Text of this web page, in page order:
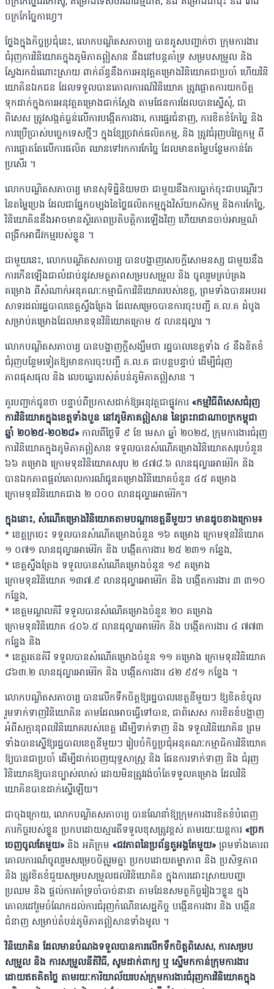
ចក្រកែច្នៃកាហ្វេ។
ថ្លែងក្នុងកិច្ចប្រជុំនេះ, លោកបណ្ឌិតសភាចារ្យ បានគូសបញ្ជាក់ថា ក្រុមការងារ
ជំរុញការវិនិយោគក្នុងភូមិភាគឦសាន នឹងនៅបន្តគាំទ្រ សម្របសម្រួល និង
ស្វែងរកដំណោះស្រាយ ពាក់ព័ន្ធនឹងការអនុវត្តគម្រោងវិនិយោគជាប្រចាំ ហើយវិនិ
យោគិនឯកជន ដែលទទួលបានគោលការណ៍វិនិយោគ ត្រូវផ្តោតការយកចិត្ត
ទុកដាក់ក្នុងការអនុវត្តគម្រោងជាក់ស្តែង តាមផែនការដែលបានស្នើសុំ, ជា
ពិសេស ត្រូវសង្កត់ធ្ងន់លើការបង្កើតការងារ, ការផ្ទេរជំនាញ, ការខិតខំកែច្នៃ និង
ការប្រើប្រាស់បច្ចេកទេសថ្មីៗ ក្នុងខ្សែច្រវាក់ផលិតកម្ម, និង ត្រូវជំរុញបរិវត្តកម្ម ពី
ការផ្តោតតែលើការផលិត ឈានទៅរកការកែច្នៃ ដែលមានតម្លៃបន្ថែមកាន់តែ
ប្រសើរ ។
លោកបណ្ឌិតសភាចារ្យ មានសុទិដ្ឋិនិយមថា ជាមួយនឹងការធ្លាក់ចុះជាបណ្តើរៗ
នៃតម្លៃប្រេង ដែលជាផ្នែកចម្បងនៃថ្លៃផលិតកម្មក្នុងវិស័យកសិកម្ម និងការកែច្នៃ,
វិនិយោគិននឹងអាចមានស្ថិរភាពប្រតិបត្តិការឡើងវិញ ហើយមានចាប់អារម្មណ៍
ពង្រីកអាជីវកម្មរបស់ខ្លួន ។
ជាមួយនេះ, លោកបណ្ឌិតសភាចារ្យ បានបង្ហាញសេចក្តីសោមនស្ស ជាមួយនឹង
ការកើនឡើងជាលំដាប់នូវសមត្ថភាពសម្របសម្រួល និង ចូលរួមគ្រប់គ្រង
គម្រោង ពីសំណាក់អនុគណៈកម្មាធិការវិនិយោគរបស់ខេត្ត, ព្រមទាំងបានអបអរ
សាទរដល់រដ្ឋបាលខេត្តស្ទឹងត្រែង ដែលសម្រេចបានការចុះបញ្ជី គ.ល.គ ដំបូង
សម្រាប់គម្រោងដែលមានទុនវិនិយោគក្រោម ៥ លានដុល្លារ ។
លោកបណ្ឌិតសភាចារ្យ បានបង្ហាញក្តីសង្ឃឹមថា រដ្ឋបាលខេត្តទាំង ៤ នឹងខិតខំ
ជំរុញបន្ថែមទៀតឱ្យមានការចុះបញ្ជី គ.ល.គ ជាបន្តបន្ទាប់ ដើម្បីជំរុញ
ភាពផុសផុល និង លេចធ្លោរបស់តំបន់ភូមិភាគឦសាន ។
គួរបញ្ជាក់ជូនថា បន្ទាប់ពីប្រកាសដាក់ឱ្យអនុវត្តជាផ្លូវការ «កម្មវិធីពិសេសជំរុញ
ការវិនិយោគក្នុងខេត្តទាំងបួន នៅភូមិភាគឦសាន នៃព្រះរាជាណាចក្រកម្ពុជា
ឆ្នាំ ២០២៥-២០២៨» កាលពីថ្ងៃទី ៩ ខែ មេសា ឆ្នាំ ២០២៥, ក្រុមការងារជំរុញ
ការវិនិយោគក្នុងភូមិភាគឦសាន ទទួលបានសំណើគម្រោងវិនិយោគសរុបចំនួន
៦៦ គម្រោង ក្រោមទុនវិនិយោគសរុប ២ ៤៧៨.៦ លានដុល្លារអាម៉េរិក និង
បានឯកភាពផ្តល់គោលការណ៍ជូនគម្រោងវិនិយោគចំនួន ៤៥ គម្រោង
ក្រោមទុនវិនិយោគជាង ២ ០០០ លានដុល្លារអាម៉េរិក។
ក្នុងនោះ, សំណើគម្រោងវិនិយោគតាមបណ្តាខេត្តនីមួយៗ មានដូចខាងក្រោម៖
* ខេត្តក្រចេះ ទទួលបានសំណើគម្រោងចំនួន ១៦ គម្រោង ក្រោមទុនវិនិយោគ
១ ០៧១ លានដុល្លារអាម៉េរិក និង បង្កើតការងារ ២៥ ២៣១ កន្លែង,
* ខេត្តស្ទឹងត្រែង ទទួលបានសំណើគម្រោងចំនួន ១៩ គម្រោង
ក្រោមទុនវិនិយោគ ១៣៧.៩ លានដុល្លារអាម៉េរិក និង បង្កើតការងារ ៣ ៣១០
កន្លែង,
* ខេត្តមណ្ឌលគិរី ទទួលបានសំណើគម្រោងចំនួន ២០ គម្រោង
ក្រោមទុនវិនិយោគ ៤០៦.៥ លានដុល្លារអាម៉េរិក និង បង្កើតការងារ ៤ ៧៧៣
កន្លែង និង
* ខេត្តរតនគិរី ទទួលបានសំណើគម្រោងចំនួន ១១ គម្រោង ក្រោមទុនវិនិយោគ
៨៦៣.២ លានដុល្លារអាម៉េរិក និង បង្កើតការងារ ៤២ ៩៥១ កន្លែង ។
លោកបណ្ឌិតសភាចារ្យ បានលើកទឹកចិត្តឱ្យរដ្ឋបាលខេត្តនីមួយៗ ឱ្យខិតខំចូល
រួមទាក់ទាញវិនិយោគិន តាមដែលអាចធ្វើទៅបាន, ជាពិសេស ការខិតខំបង្ហាញ
អំពីសក្តានុពលវិនិយោគរបស់ខេត្ត ដើម្បីទាក់ទាញ និង ទទួលវិនិយោគិន ព្រម
ទាំងបានស្នើឱ្យរដ្ឋបាលខេត្តនីមួយៗ រៀបចំកិច្ចប្រជុំអនុគណៈកម្មាធិការវិនិយោគ
ឱ្យបានជាប្រចាំ ដើម្បីដាក់ចេញយុទ្ធសាស្ត្រ និង ផែនការទាក់ទាញ និង ជំរុញ
វិនិយោគឱ្យបានច្បាស់លាស់ ដោយមិនត្រូវរង់ចាំតែទទួលគម្រោង ដែលវិនិ
យោគិនបានដាក់ស្នើឡើយ។
ជាចុងក្រោយ, លោកបណ្ឌិតសភាចារ្យ បានណែនាំឱ្យក្រុមការងារខិតខំបំពេញ
ភារកិច្ចរបស់ខ្លួន ប្រកបដោយស្មារតីទទួលខុសត្រូវខ្ពស់ តាមរយៈយន្តការ «ច្រក
ចេញចូលតែមួយ» និង អភិក្រម «ជវភាពនៃប្រព័ន្ធតួអង្គតែមួយ» ព្រមទាំងគោរព
គោលការណ៍ចូលរួមសម្រេចចិត្តរួមគ្នា ប្រកបដោយតម្លាភាព និង ប្រសិទ្ធភាព
និង ត្រូវខិតខំជួយសម្របសម្រួលដល់វិនិយោគិន ក្នុងការដោះស្រាយបញ្ហា
ប្រឈម និង ផ្តល់ការគាំទ្រចាំបាច់នានា តាមដែនសមត្ថកិច្ចរៀងៗខ្លួន ក្នុង
គោលដៅរួមចំណែកដល់ការជំរុញកំណើនសេដ្ឋកិច្ច បង្កើនការងារ និង បង្កើន
ជំនាញ សម្រាប់តំបន់ភូមិភាគឦសានទាំងមូល ។
វិនិយោគិន ដែលមានបំណងទទួលបានការលើកទឹកចិត្តពិសេស, ការសម្រប
សម្រួល និង ការសម្រួលនីតិវិធី, សូមដាក់ពាក្យ ឬ ស្នើមកកាន់ក្រុមការងារ
ដោយឥតគិតថ្លៃ តាមរយៈការិយាល័យរបស់ក្រុមការងារជំរុញការវិនិយោគក្នុង